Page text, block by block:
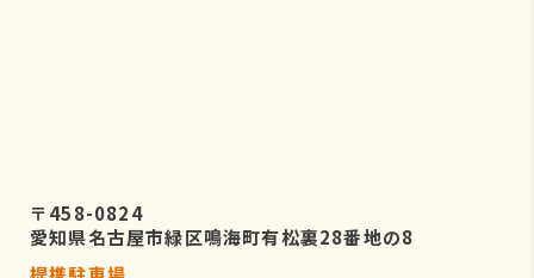
〒458-0824
愛知県名古屋市緑区鳴海町有松裏28番地の8